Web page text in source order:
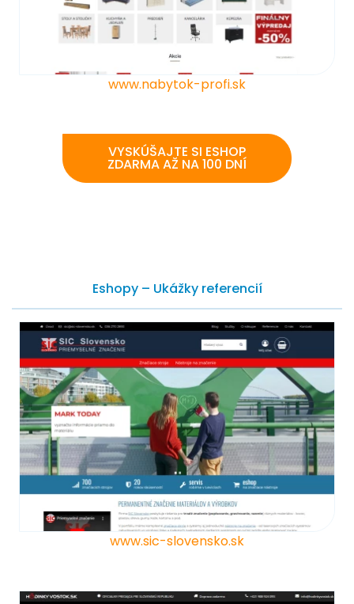
www.nabytok-profi.sk
VYSKÚŠAJTE SI ESHOP
ZDARMA AŽ NA 100 DNÍ
Eshopy – Ukážky referencií
www.sic-slovensko.sk